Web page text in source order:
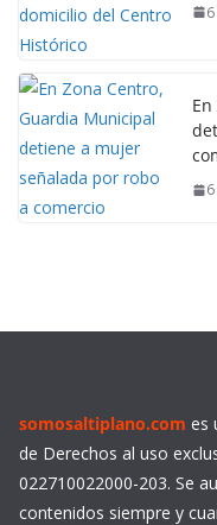
somosaltiplano.com es
de Derechos al uso
022710022000-203. Se
contenidos siempre y